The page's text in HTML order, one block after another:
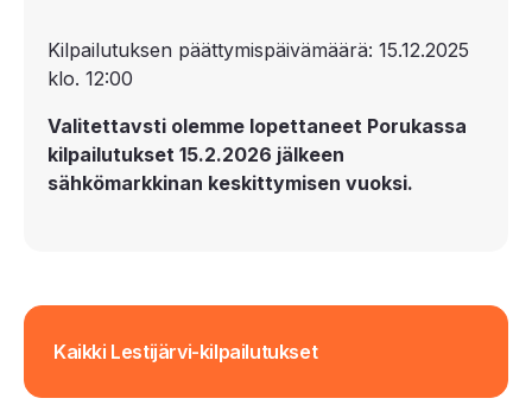
Kilpailutuksen päättymispäivämäärä: 15.12.2025
klo. 12:00
Valitettavsti olemme lopettaneet Porukassa
kilpailutukset 15.2.2026 jälkeen
sähkömarkkinan keskittymisen vuoksi.
Kaikki Lestijärvi-kilpailutukset